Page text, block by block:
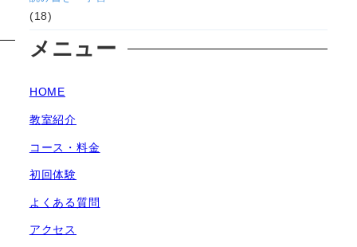
(18)
メニュー
HOME
教室紹介
コース・料金
初回体験
よくある質問
アクセス